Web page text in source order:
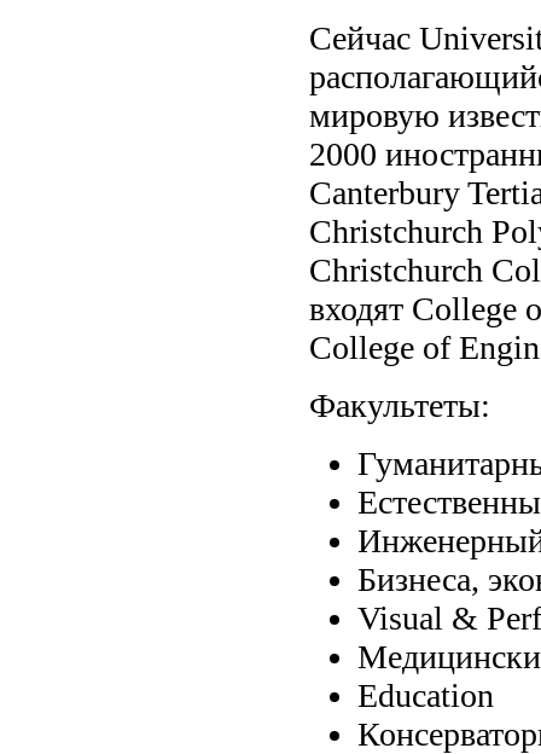
Сейчас
мировую
2000
Canterbury
Christchurch
Christchurch
входят College
College of
Факультеты:
Бизнеса,
Visual &
Education